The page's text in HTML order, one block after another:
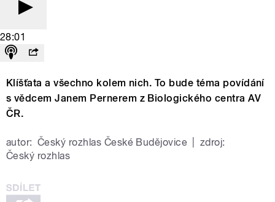
28:01
Klíšťata a všechno kolem nich. To bude téma povídání
s vědcem Janem Pernerem z Biologického centra AV
ČR.
autor: Český rozhlas České Budějovice
zdroj:
Český rozhlas